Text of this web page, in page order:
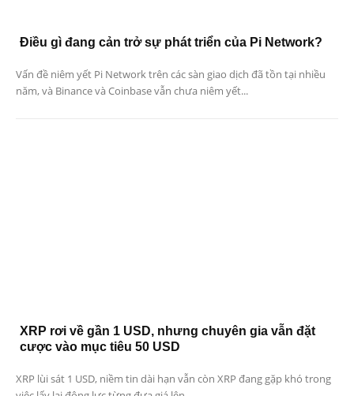
Điều gì đang cản trở sự phát triển của Pi Network?
Vấn đề niêm yết Pi Network trên các sàn giao dịch đã tồn tại nhiều
năm, và Binance và Coinbase vẫn chưa niêm yết...
XRP rơi về gần 1 USD, nhưng chuyên gia vẫn đặt
cược vào mục tiêu 50 USD
XRP lùi sát 1 USD, niềm tin dài hạn vẫn còn XRP đang gặp khó trong